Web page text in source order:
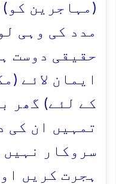
(مہاجرین
مدد کی وہی
حقیقی دوست
ایمان لائے
کے لئے) گھر
تمہیں ان کی
سروکار نہیں
ہجرت کریں